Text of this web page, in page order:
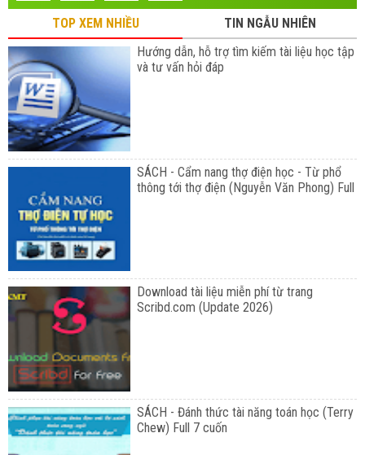
TOP XEM NHIỀU
TIN NGẪU NHIÊN
Hướng dẫn, hỗ trợ tìm kiếm tài liệu học tập
và tư vấn hỏi đáp
SÁCH - Cẩm nang thợ điện học - Từ phổ
thông tới thợ điện (Nguyễn Văn Phong) Full
Download tài liệu miễn phí từ trang
Scribd.com (Update 2026)
SÁCH - Đánh thức tài năng toán học (Terry
Chew) Full 7 cuốn